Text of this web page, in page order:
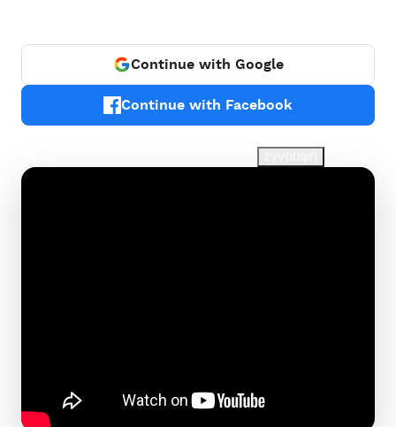
Continue with Google
Continue with Facebook